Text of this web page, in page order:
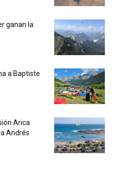
ganan la
a Baptiste
Arica
Andrés